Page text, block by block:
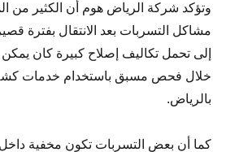
وتؤكد شركة الرياض هوم أن الكثير من
مشاكل التسربات بعد الانتقال بفترة
إلى تحمل تكاليف إصلاح كبيرة كان
خلال فحص مسبق باستخدام خدمات
بالرياض.
كما أن بعض التسربات تكون مخفية